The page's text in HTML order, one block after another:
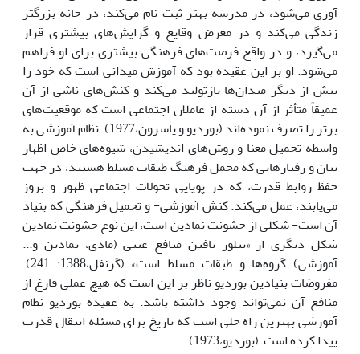
آوری می‌شود، در مدرسه بهتر ثبت نام می‌کند، در خانه بزرگتر
زندگی می‌کند و در معرض وقایع و گرایش‌های بیشتری قرار
می‌گیرد، و در واقع فرصت‌های فرهنگی بیشتری برای او فراهم
می‌شود. او بر این عقیده بود که آموزش میدانی است که خود را
بیش از دیگر میدان‌ها بازتولید می‌کند و کنش‌های ناشی از آن
عمیقاً متأثر از آن دسته از عاملان اجتماعی است که موقعیت‌های
برتر را تصرف نموده‌اند (بوردیو و پاسرون،1977). نظام آموزشی به
واسطة تحمیل معنا و روش‌های اندیشیدن، شیوه‌های خاص اظهار
بیان و رفتارهایی که محمل فرهنگ طبقات مسلط هستند، در جهت
حفظ روابط قدرت، که در پویایی تحولات اجتماعی ظهور و بروز
می‌یابند، عمل می‌کند. کنش آموزشی- و تحمیل فرهنگی که بنیاد
آن است- شکلی از خشونت نمادین است، این نوع خشونت نمادین
شکل دیگری از «تبلور یافتن منافع عینی (مادی، نمادین و...
آموزشی) گروه‌ها و طبقات مسلط است» (گرنفل،1388: 241).
مفروضات بنیادین بوردیو ناظر بر این است که هیچ عملی فارغ از
منافع آن نمی‌تواند وجود داشته باشد. به عقیده بوردیو نظام
آموزشی بهترین راه حلی است که تاریخ برای مسئله انتقال قدرت
پیدا کرده است (بوردیو،1973).